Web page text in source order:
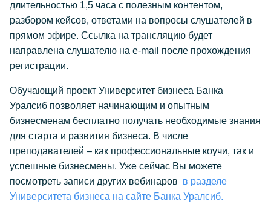
длительностью 1,5 часа с полезным контентом,
разбором кейсов, ответами на вопросы слушателей в
прямом эфире. Ссылка на трансляцию будет
направлена слушателю на e-mail после прохождения
регистрации.
Обучающий проект Университет бизнеса Банка
Уралсиб позволяет начинающим и опытным
бизнесменам бесплатно получать необходимые знания
для старта и развития бизнеса. В числе
преподавателей – как профессиональные коучи, так и
успешные бизнесмены. Уже сейчас Вы можете
посмотреть записи других вебинаров в разделе
Университета бизнеса на сайте Банка Уралсиб.